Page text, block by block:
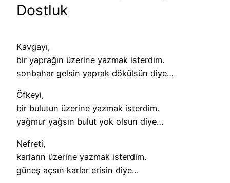
Dostluk
Kavgayı,
bir yaprağın üzerine yazmak isterdim.
sonbahar gelsin yaprak dökülsün diye…
Öfkeyi,
bir bulutun üzerine yazmak isterdim.
yağmur yağsın bulut yok olsun diye…
Nefreti,
karların üzerine yazmak isterdim.
güneş açsın karlar erisin diye…